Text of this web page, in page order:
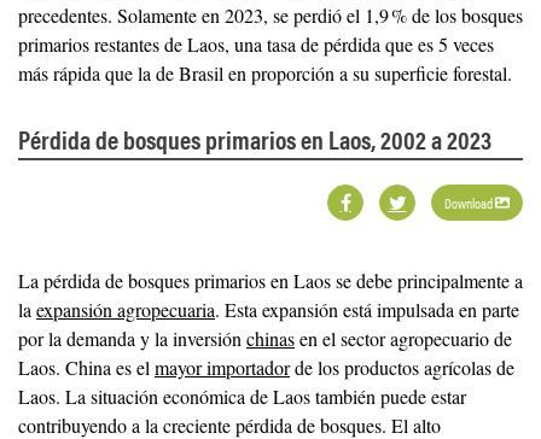
precedentes. Solamente en 2023, se perdió el 1,9 % de los bosques
primarios restantes de Laos, una tasa de pérdida que es 5 veces
más rápida que la de Brasil en proporción a su superficie forestal.
Pérdida de bosques primarios en Laos, 2002 a 2023
Download
La pérdida de bosques primarios en Laos se debe principalmente a
la expansión agropecuaria. Esta expansión está impulsada en parte
por la demanda y la inversión chinasen el sector agropecuario de
Laos. China es el mayor importadorde los productos agrícolas de
Laos. La situación económica de Laos también puede estar
contribuyendo a la creciente pérdida de bosques. El alto